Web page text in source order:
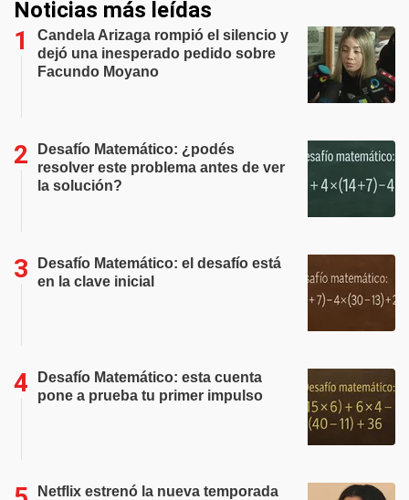
Noticias más leídas
Candela Arizaga rompió el silencio y
dejó una inesperado pedido sobre
Facundo Moyano
Desafío Matemático: ¿podés
resolver este problema antes de ver
la solución?
Desafío Matemático: el desafío está
en la clave inicial
Desafío Matemático: esta cuenta
pone a prueba tu primer impulso
Netflix estrenó la nueva temporada